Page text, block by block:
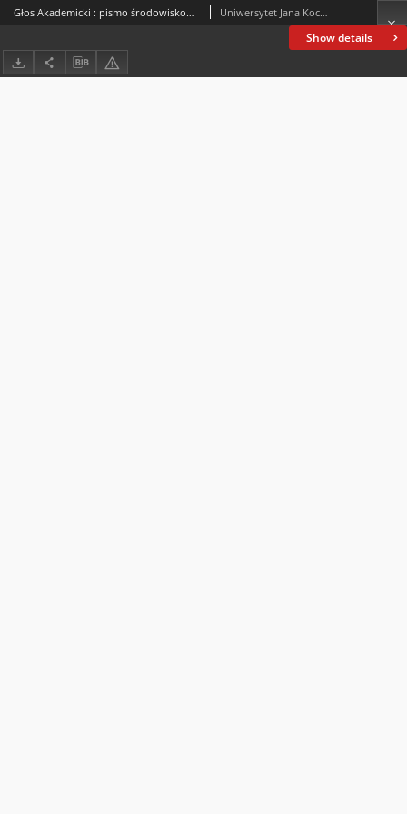
Show details
Głos Akademicki : pismo środowiskowe Uniwersytetu Jana Kochanowskiego w Kielcach. 2011, R. XVIII, nr 58 : grudzień 2011 Uniwersytet Jana Kochanowskiego (Kielce)